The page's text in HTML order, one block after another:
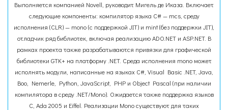
Выполняется компанией Novell, руководит Мигель де Иказа. Включает
следующие компоненты: компилятор языка C# — mcs, среду
исполнения (CLR) — mono (с поддержкой JIT) и mint (без поддержки JIT),
отладчик ряд библиотек, включая реализацию ADO.NET и ASP.NET. В
рамках проекта также разрабатываются привязки для графической
библиотеки GTK+ на платформу .NET. Среда исполнения mono может
исполнять модули, написанные на языках C#, Visual Basic .NET, Java,
Boo, Nemerle, Python, JavaScript, PHP и Object Pascal (при наличии
компилятора в среду .NET/Mono). Ожидается также поддержка языков
C, Ada 2005 и Eiffel. Реализации Mono существуют для таких